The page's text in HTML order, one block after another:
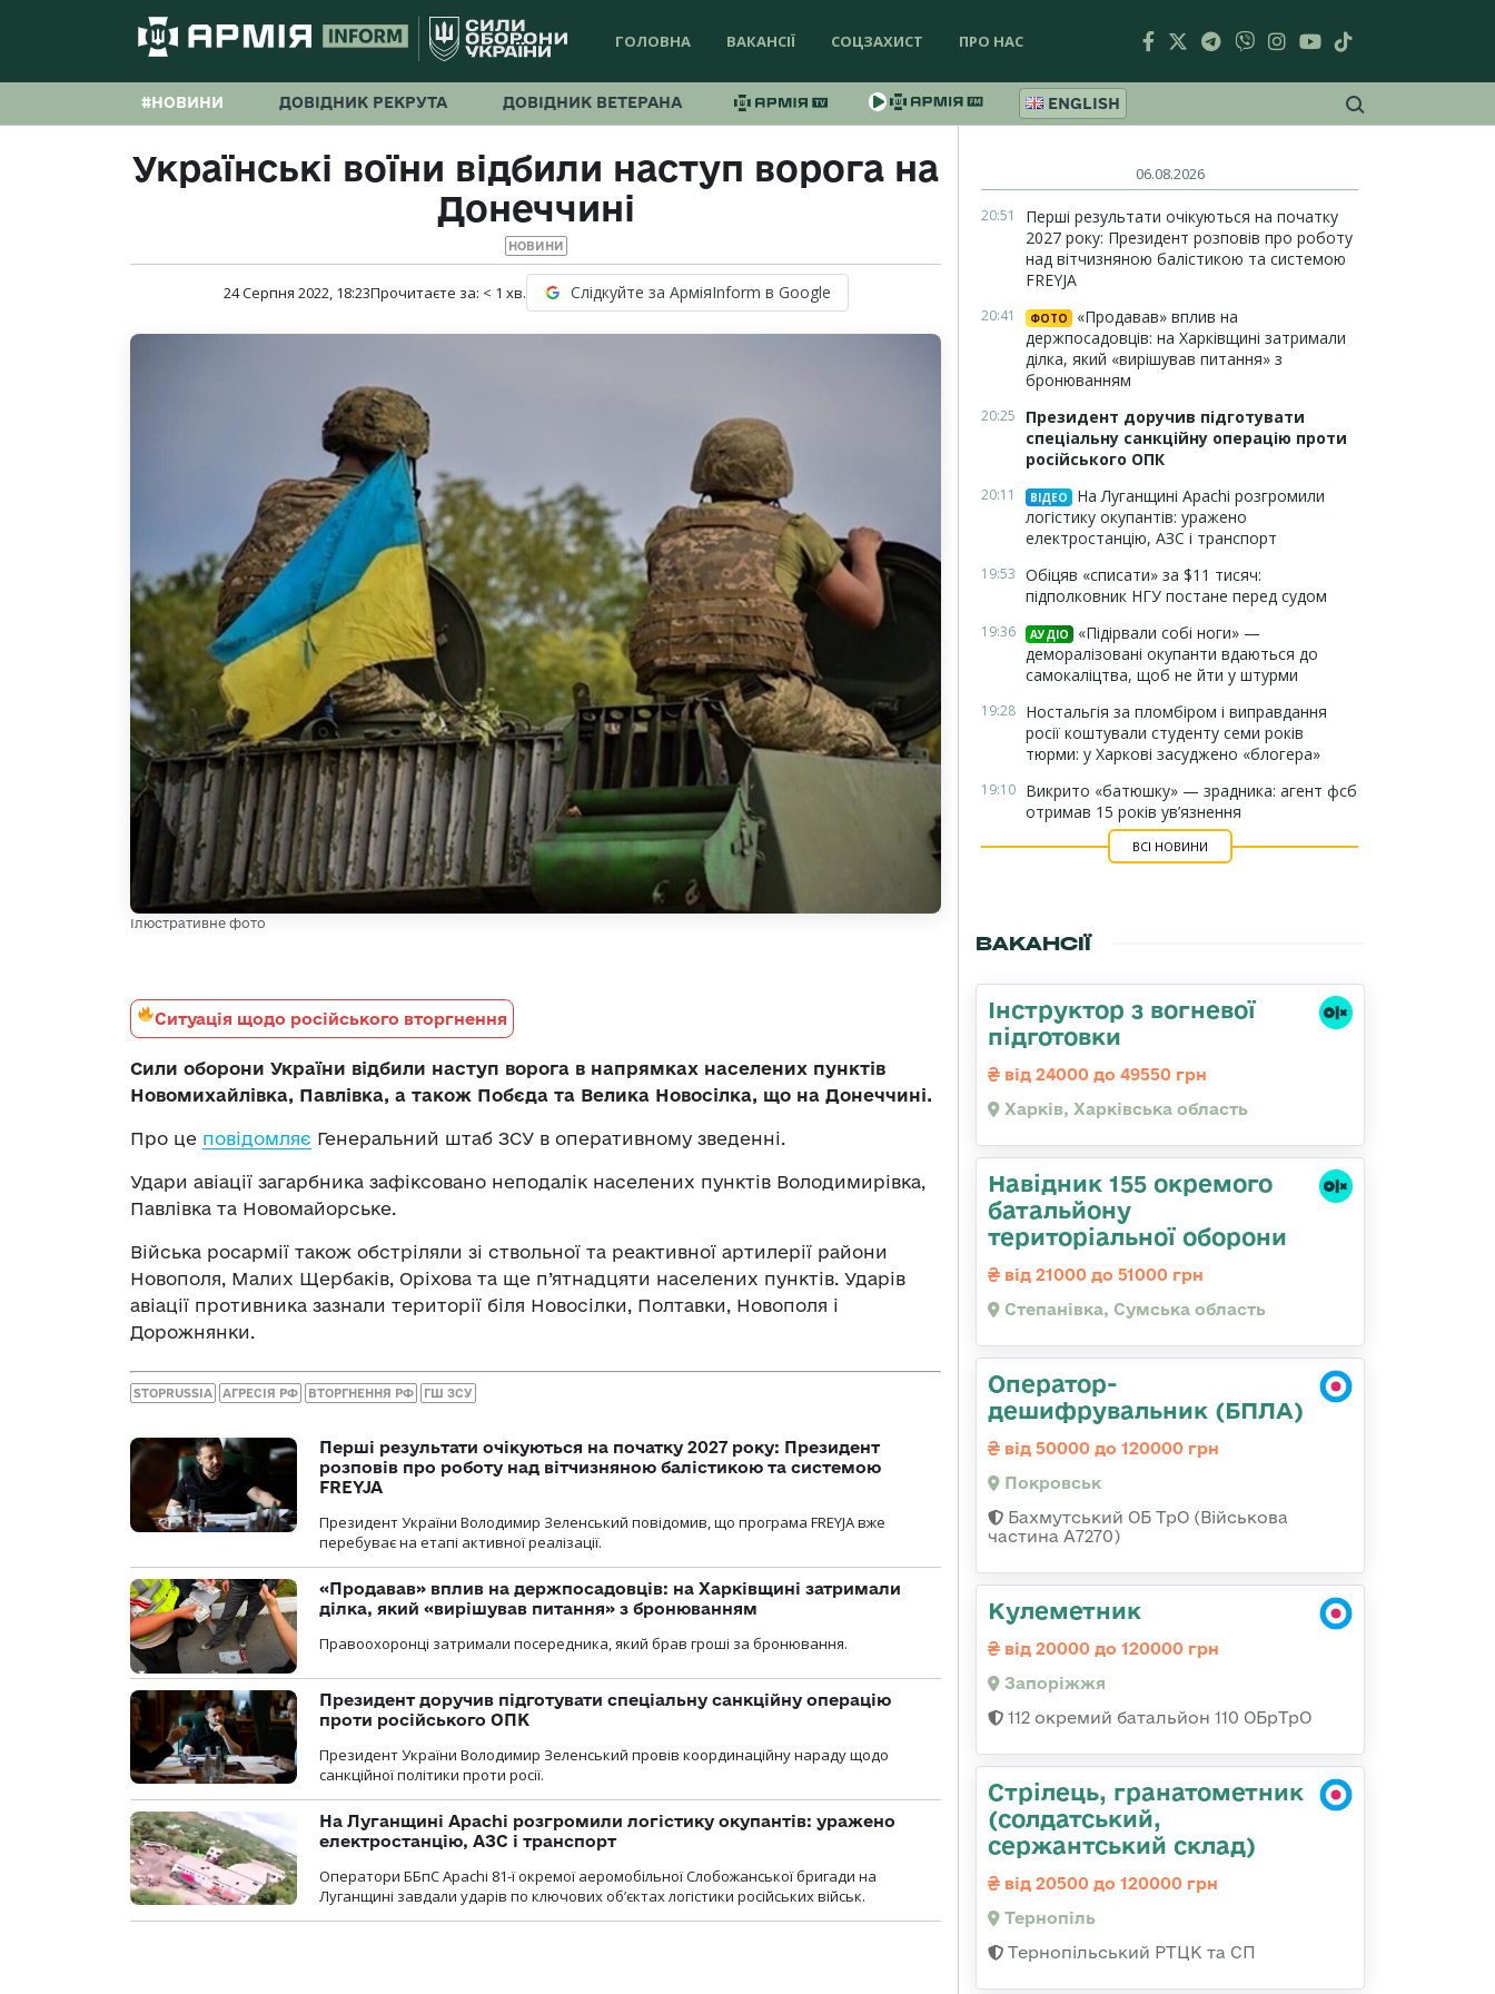
ГОЛОВНА ВАКАНСІЇ СОЦЗАХИСТ ПРО НАС
#НОВИНИ ДОВІДНИК РЕКРУТА ДОВІДНИК ВЕТЕРАНА ENGLISH
Українські воїни відбили наступ ворога на
Донеччині
НОВИНИ
24 Серпня 2022, 18:23Прочитаєте за: < 1 хв. Слідкуйте за АрміяInform в Google
Ілюстративне фото
Ситуація щодо російського вторгнення
Сили оборони України відбили наступ ворога в напрямках населених пунктів
Новомихайлівка, Павлівка, а також Побєда та Велика Новосілка, що на Донеччині.
Про це повідомляє Генеральний штаб ЗСУ в оперативному зведенні.
Удари авіації загарбника зафіксовано неподалік населених пунктів Володимирівка,
Павлівка та Новомайорське.
Війська росармії також обстріляли зі ствольної та реактивної артилерії райони
Новополя, Малих Щербаків, Оріхова та ще п’ятнадцяти населених пунктів. Ударів
авіації противника зазнали території біля Новосілки, Полтавки, Новополя і
Дорожнянки.
STOPRUSSIA АГРЕСІЯ РФ ВТОРГНЕННЯ РФ ГШ ЗСУ
Перші результати очікуються на початку 2027 року: Президент
розповів про роботу над вітчизняною балістикою та системою
FREYJA
Президент України Володимир Зеленський повідомив, що програма FREYJA вже
перебуває на етапі активної реалізації.
«Продавав» вплив на держпосадовців: на Харківщині затримали
ділка, який «вирішував питання» з бронюванням
Правоохоронці затримали посередника, який брав гроші за бронювання.
Президент доручив підготувати спеціальну санкційну операцію
проти російського ОПК
Президент України Володимир Зеленський провів координаційну нараду щодо
санкційної політики проти росії.
На Луганщині Apachi розгромили логістику окупантів: уражено
електростанцію, АЗС і транспорт
Оператори ББпС Apachi 81-ї окремої аеромобільної Слобожанської бригади на
Луганщині завдали ударів по ключових об’єктах логістики російських військ.
06.08.2026
20:51
Перші результати очікуються на початку
2027 року: Президент розповів про роботу
над вітчизняною балістикою та системою
FREYJA
20:41 ФОТО
«Продавав» вплив на
держпосадовців: на Харківщині затримали
ділка, який «вирішував питання» з
бронюванням
20:25
Президент доручив підготувати
спеціальну санкційну операцію проти
російського ОПК
20:11 ВІДЕО
На Луганщині Apachi розгромили
логістику окупантів: уражено
електростанцію, АЗС і транспорт
19:53 Обіцяв «списати» за $11 тисяч:
підполковник НГУ постане перед судом
19:36 АУДІО
«Підірвали собі ноги» —
деморалізовані окупанти вдаються до
самокаліцтва, щоб не йти у штурми
19:28 Ностальгія за пломбіром і виправдання
росії коштували студенту семи років
тюрми: у Харкові засуджено «блогера»
19:10 Викрито «батюшку» — зрадника: агент фсб
отримав 15 років ув’язнення
ВСІ НОВИНИ
ВАКАНСІЇ
Інструктор з вогневої
підготовки
від 24000 до 49550 грн
Харків, Харківська область
Навідник 155 окремого
батальйону
територіальної оборони
від 21000 до 51000 грн
Степанівка, Сумська область
Оператор-
дешифрувальник (БПЛА)
від 50000 до 120000 грн
Покровськ
Бахмутський ОБ ТрО (Військова
частина А7270)
Кулеметник
від 20000 до 120000 грн
Запоріжжя
112 окремий батальйон 110 ОБрТрО
Стрілець, гранатометник
(солдатський,
сержантський склад)
від 20500 до 120000 грн
Тернопіль
Тернопільський РТЦК та СП